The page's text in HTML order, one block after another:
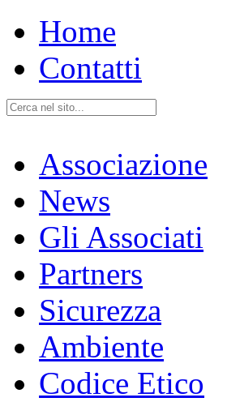
Home
Contatti
Associazione
News
Gli Associati
Partners
Sicurezza
Ambiente
Codice Etico